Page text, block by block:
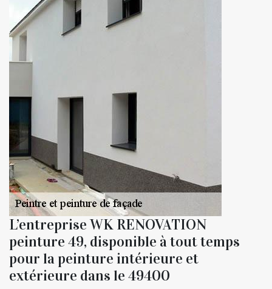
L’entreprise WK RENOVATION
peinture 49, disponible à tout temps
pour la peinture intérieure et
extérieure dans le 49400